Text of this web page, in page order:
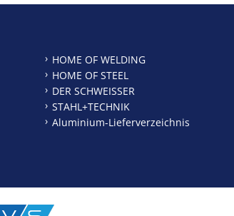
HOME OF WELDING
HOME OF STEEL
DER SCHWEISSER
STAHL+TECHNIK
Aluminium-Lieferverzeichnis